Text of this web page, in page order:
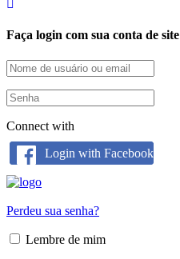
Faça login com sua conta de site
Connect with
Login with Facebook
Perdeu sua senha?
Lembre de mim